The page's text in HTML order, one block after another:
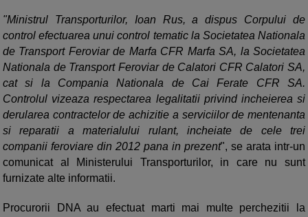
"Ministrul Transporturilor, Ioan Rus, a dispus Corpului de
control efectuarea unui control tematic la Societatea Nationala
de Transport Feroviar de Marfa CFR Marfa SA, la Societatea
Nationala de Transport Feroviar de Calatori CFR Calatori SA,
cat si la Compania Nationala de Cai Ferate CFR SA.
Controlul vizeaza respectarea legalitatii privind incheierea si
derularea contractelor de achizitie a serviciilor de mentenanta
si reparatii a materialului rulant, incheiate de cele trei
companii feroviare din 2012 pana in prezent", se arata intr-un
comunicat al Ministerului Transporturilor, in care nu sunt
furnizate alte informatii.
Procurorii DNA au efectuat marti mai multe perchezitii la